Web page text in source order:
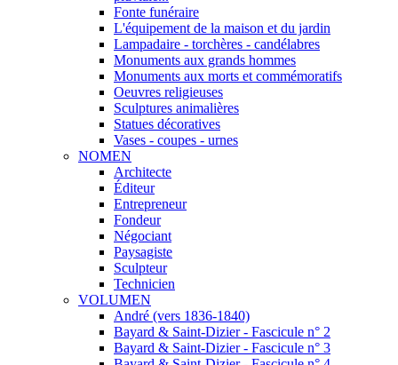
Fonte funéraire
L'équipement de la maison et du jardin
Lampadaire - torchères - candélabres
Monuments aux grands hommes
Monuments aux morts et commémoratifs
Oeuvres religieuses
Sculptures animalières
Statues décoratives
Vases - coupes - urnes
NOMEN
Architecte
Éditeur
Entrepreneur
Fondeur
Négociant
Paysagiste
Sculpteur
Technicien
VOLUMEN
André (vers 1836-1840)
Bayard & Saint-Dizier - Fascicule n° 2
Bayard & Saint-Dizier - Fascicule n° 3